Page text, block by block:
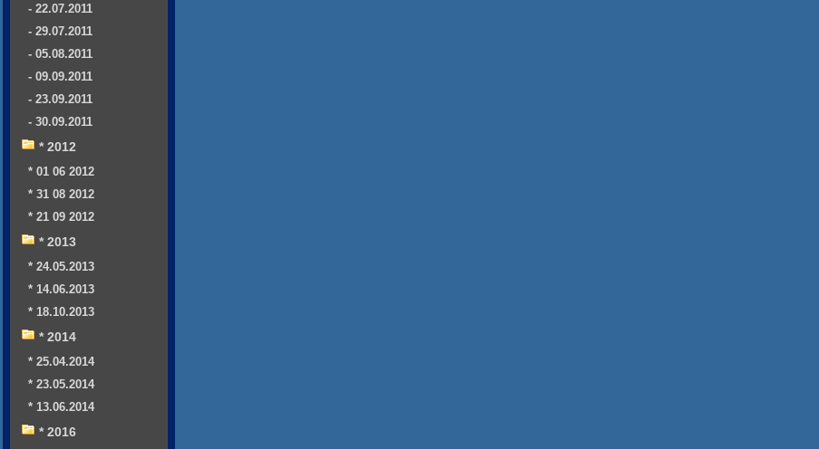
- 22.07.2011
- 29.07.2011
- 05.08.2011
- 09.09.2011
- 23.09.2011
- 30.09.2011
* 2012
* 01 06 2012
* 31 08 2012
* 21 09 2012
* 2013
* 24.05.2013
* 14.06.2013
* 18.10.2013
* 2014
* 25.04.2014
* 23.05.2014
* 13.06.2014
* 2016